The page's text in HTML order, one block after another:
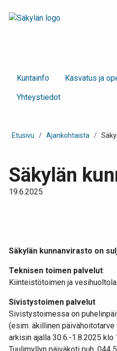
Kunta­info Kasvatus ja
Yhteystiedot
Etusivu / Ajankohtaista /
Säkylän
19.6.2025
Säkylän kunnanvirasto on
Teknisen toimen palvelut:
Kiinteistötoimen ja
Sivistystoimen palvelut
Sivistystoimessa on
(esim. äkillinen
arkisin ajalla 30.6.-1.8.2025 klo